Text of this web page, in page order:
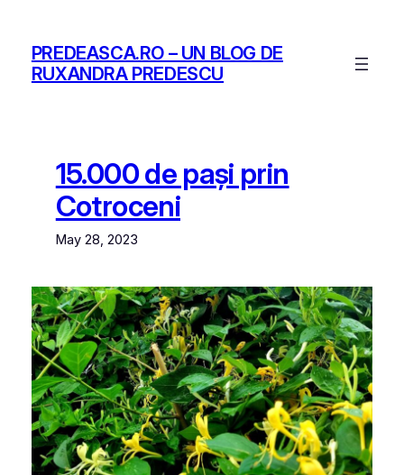
contentPREDEASCA.RO – UN BLOG DE
RUXANDRA PREDESCU
15.000 de pași prin
Cotroceni
May 28, 2023